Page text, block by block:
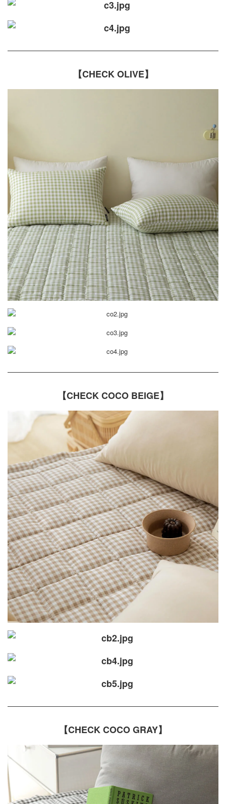
【CHECK OLIVE】
【CHECK COCO BEIGE】
【CHECK COCO GRAY】